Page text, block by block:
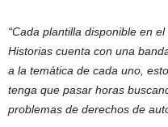
“Cada plantilla disponible en
Historias cuenta con una
a la temática de cada uno,
tenga que pasar horas
problemas de derechos de